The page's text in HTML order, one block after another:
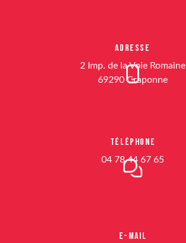
Adresse
2 Imp. de la Voie Romaine
69290 Craponne
Téléphone
04 78 44 67 65
E-mail